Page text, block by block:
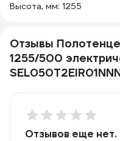
Высота, мм: 1255
Отзывы
1255/500
Отзывов еще нет.